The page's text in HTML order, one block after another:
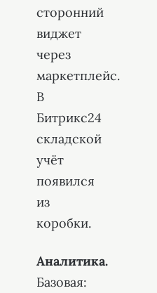
сторонний
виджет
через
маркетплейс.
В
Битрикс24
складской
учёт
появился
из
коробки.
Аналитика.
Базовая: